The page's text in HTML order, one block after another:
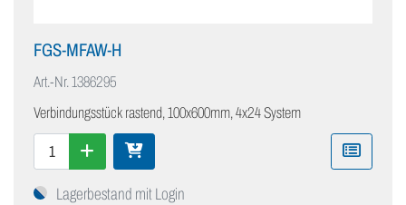
FGS-MFAW-H
Art.-Nr.1386295
Verbindungsstück rastend, 100x600mm, 4x24 System
Lagerbestand mit Login